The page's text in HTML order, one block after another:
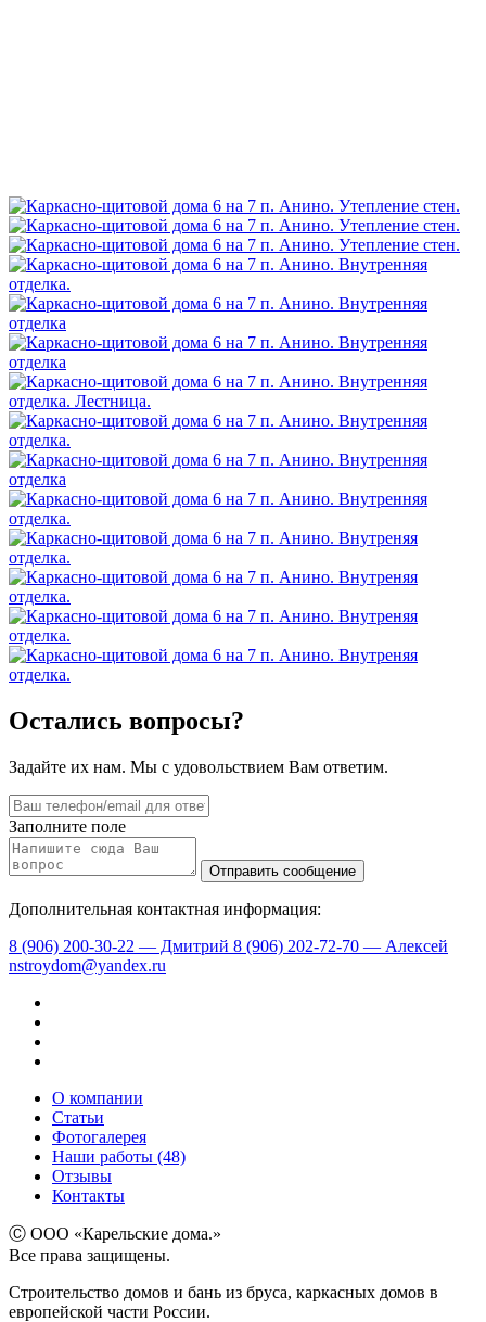
Остались вопросы?
Задайте их нам. Мы с удовольствием Вам ответим.
Заполните поле
Дополнительная контактная информация:
8 (906) 200-30-22 — Дмитрий 8 (906) 202-72-70 — Алексей
nstroydom@yandex.ru
О компании
Статьи
Фотогалерея
Наши работы (48)
Отзывы
Контакты
Ⓒ ООО «Карельские дома.»
Все права защищены.
Строительство домов и бань из бруса, каркасных домов в
европейской части России.